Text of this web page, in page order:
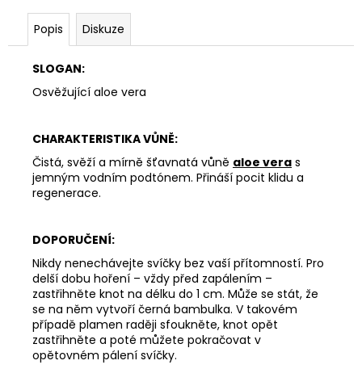
Popis Diskuze
SLOGAN:
Osvěžující aloe vera
CHARAKTERISTIKA VŮNĚ:
Čistá, svěží a mírně šťavnatá vůně aloe vera s
jemným vodním podtónem. Přináší pocit klidu a
regenerace.
DOPORUČENÍ:
Nikdy nenechávejte svíčky bez vaší přítomností. Pro
delší dobu hoření – vždy před zapálením –
zastřihněte knot na délku do 1 cm. Může se stát, že
se na něm vytvoří černá bambulka. V takovém
případě plamen raději sfoukněte, knot opět
zastřihněte a poté můžete pokračovat v
opětovném pálení svíčky.
VANILKA
99
Kč